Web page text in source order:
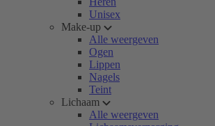
Unisex
Make-up
Alle weergeven
Ogen
Lippen
Nagels
Teint
Lichaam
Alle weergeven